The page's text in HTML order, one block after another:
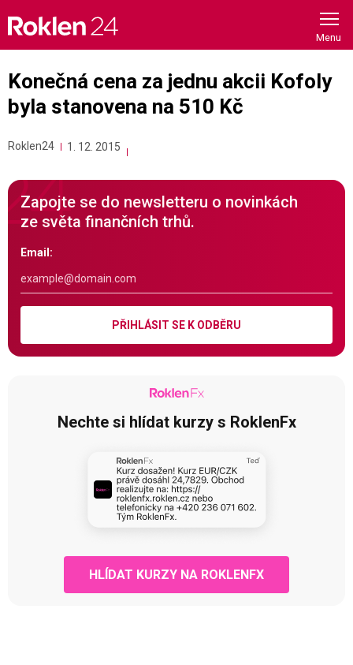
content
Konečná cena za jednu akcii Kofoly
byla stanovena na 510 Kč
Roklen24 1. 12. 2015
Zapojte se do newsletteru o novinkách
ze světa finančních trhů.
Email:
PŘIHLÁSIT SE K ODBĚRU
Nechte si hlídat kurzy s RoklenFx
HLÍDAT KURZY NA ROKLENFX